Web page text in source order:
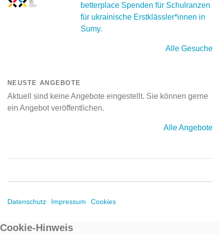
betterplace Spenden für Schulranzen
für ukrainische Erstklässler*innen in
Sumy.
Alle Gesuche
NEUSTE ANGEBOTE
Aktuell sind keine Angebote eingestellt. Sie können gerne
ein Angebot veröffentlichen.
Alle Angebote
Datenschutz Impressum Cookies
Cookie-Hinweis